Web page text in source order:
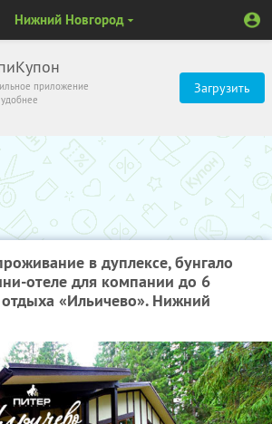
приложение
Загрузить
Нижний Новгород
в дуплексе, бунгало
отеле для компании до 6
«Ильичево». Нижний